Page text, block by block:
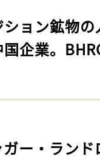
ション鉱物
企業。
ガー・ラン